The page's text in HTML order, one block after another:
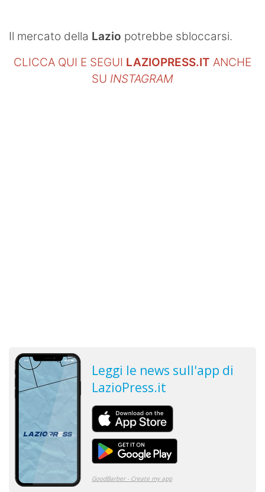
SHOP LAZIO
Contatti
Il mercato della Lazio potrebbe sbloccarsi.
CLICCA QUI E SEGUI LAZIOPRESS.IT ANCHE
SU INSTAGRAM